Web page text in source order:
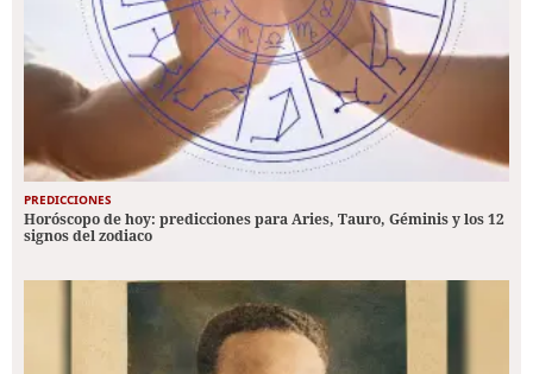
PREDICCIONES
Horóscopo de hoy: predicciones para Aries, Tauro, Géminis y los 12
signos del zodiaco